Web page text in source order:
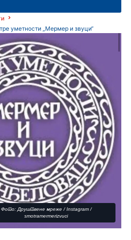
уметности „Мермер и звуци“
Фото: Друштвене мреже / Instagram /
smotramermerizvuci